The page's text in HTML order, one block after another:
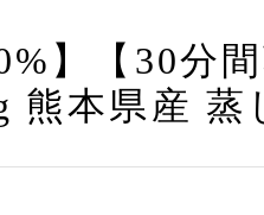
】【30分
熊本県産